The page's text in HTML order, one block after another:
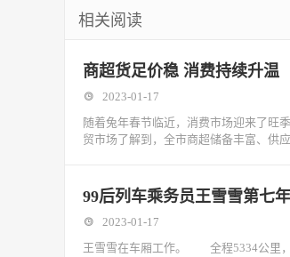
相关阅读
商超货足价稳 消费持续升温
2023-01-17
随着兔年春节临近，消费市场迎来了旺
贸市场了解到，全市商超储备丰富、供
99后列车乘务员王雪雪第七
2023-01-17
王雪雪在车厢工作。 全程5334公里，